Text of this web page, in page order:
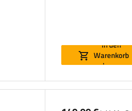
In den
Warenkorb
legen